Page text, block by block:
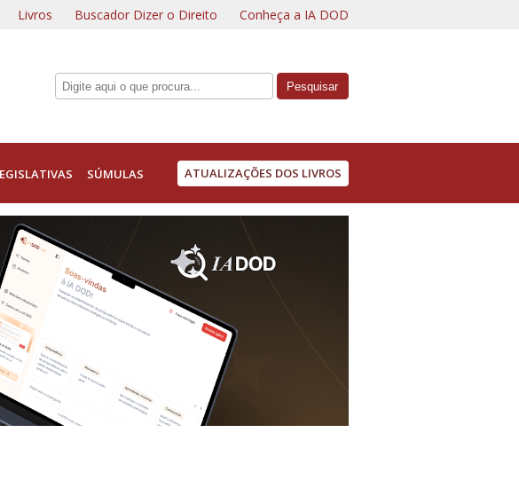
Livros Buscador Dizer o Direito Conheça a IA DOD
SÚMULAS ATUALIZAÇÕES DOS LIVROS